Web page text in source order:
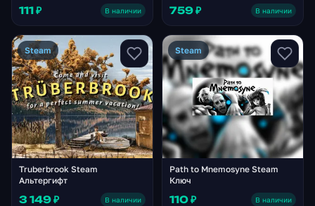
111 ₽ В наличии 759 ₽ В наличии
Steam
Truberbrook Steam
Альтергифт
3 149 ₽ В наличии
Steam
Path to Mnemosyne Steam
Ключ
110 ₽ В наличии